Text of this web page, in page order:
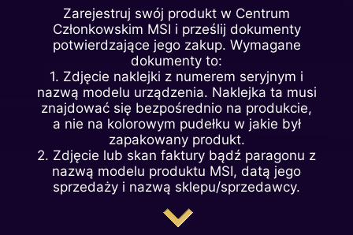
Zarejestruj swój produkt w Centrum
Członkowskim MSI i prześlij dokumenty
potwierdzające jego zakup. Wymagane
dokumenty to:
1. Zdjęcie naklejki z numerem seryjnym i
nazwą modelu urządzenia. Naklejka ta musi
znajdować się bezpośrednio na produkcie,
a nie na kolorowym pudełku w jakie był
zapakowany produkt.
2. Zdjęcie lub skan faktury bądź paragonu z
nazwą modelu produktu MSI, datą jego
sprzedaży i nazwą sklepu/sprzedawcy.